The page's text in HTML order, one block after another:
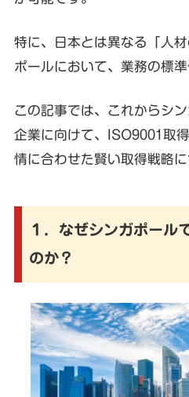
特に、日本とは異なる「人
ポールにおいて、業務の標
この記事では、これからシ
企業に向けて、ISO9001取
情に合わせた賢い取得戦略
１．なぜシンガポール
のか？